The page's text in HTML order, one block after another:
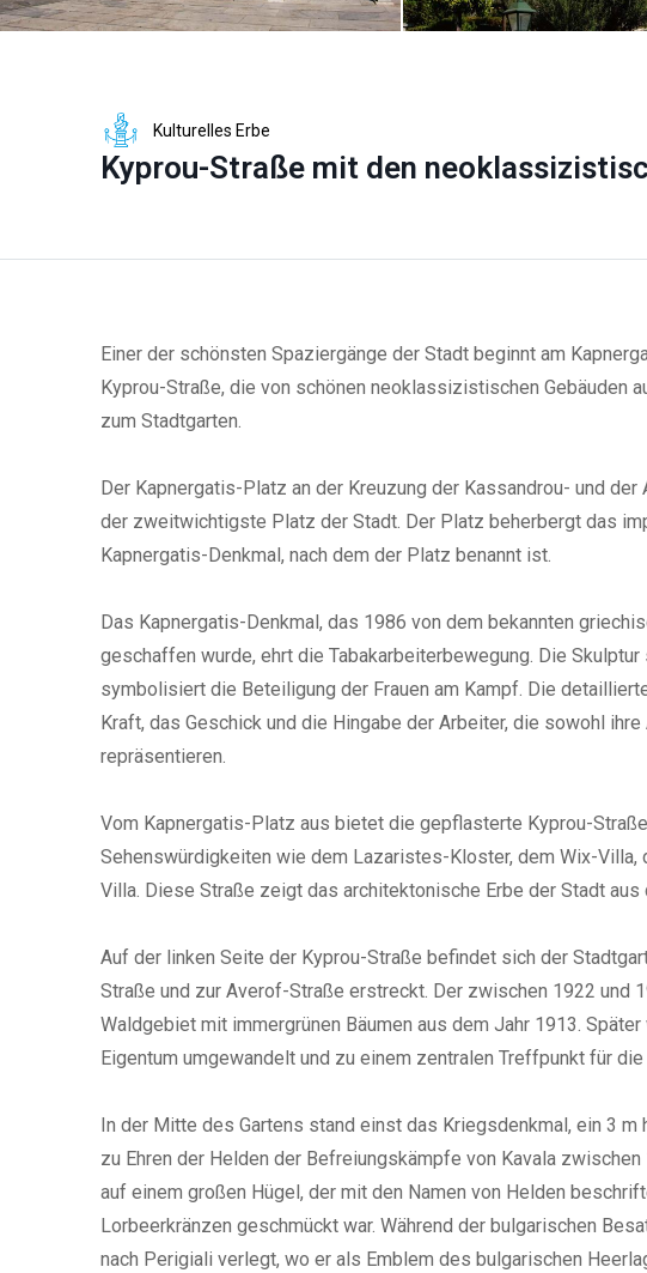
Kulturelles Erbe
Kyprou-Straße mit den
Einer der schönsten Spaziergänge der Stadt beginnt am
Kyprou-Straße, die von schönen neoklassizistischen Gebäuden
zum Stadtgarten.
Der Kapnergatis-Platz an der Kreuzung der Kassandrou- und
der zweitwichtigste Platz der Stadt. Der Platz beherbergt das
Kapnergatis-Denkmal, nach dem der Platz benannt ist.
Das Kapnergatis-Denkmal, das 1986 von dem bekannten
geschaffen wurde, ehrt die Tabakarbeiterbewegung. Die
symbolisiert die Beteiligung der Frauen am Kampf. Die
Kraft, das Geschick und die Hingabe der Arbeiter, die sowohl
repräsentieren.
Vom Kapnergatis-Platz aus bietet die gepflasterte Kyprou-
Sehenswürdigkeiten wie dem Lazaristes-Kloster, dem Wix-Villa,
Villa. Diese Straße zeigt das architektonische Erbe der Stadt aus
Auf der linken Seite der Kyprou-Straße befindet sich der
Straße und zur Averof-Straße erstreckt. Der zwischen 1922 und
Waldgebiet mit immergrünen Bäumen aus dem Jahr 1913.
Eigentum umgewandelt und zu einem zentralen Treffpunkt für
In der Mitte des Gartens stand einst das Kriegsdenkmal, ein 3 m
zu Ehren der Helden der Befreiungskämpfe von Kavala
auf einem großen Hügel, der mit den Namen von Helden
Lorbeerkränzen geschmückt war. Während der bulgarischen
nach Perigiali verlegt, wo er als Emblem des bulgarischen